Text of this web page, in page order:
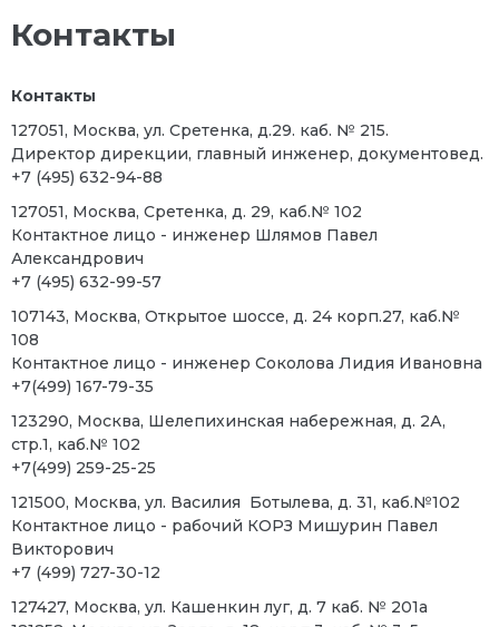
Контакты
Контакты
127051, Москва, ул. Сретенка, д.29. каб. № 215.
Директор дирекции, главный инженер, документовед.
+7 (495) 632-94-88
127051, Москва, Сретенка, д. 29, каб.№ 102
Контактное лицо - инженер Шлямов Павел
Александрович
+7 (495) 632-99-57
107143, Москва, Открытое шоссе, д. 24 корп.27, каб.№
108
Контактное лицо - инженер Соколова Лидия Ивановна
+7(499) 167-79-35
123290, Москва, Шелепихинская набережная, д. 2А,
стр.1, каб.№ 102
+7(499) 259-25-25
121500, Москва, ул. Василия Ботылева, д. 31, каб.№102
Контактное лицо - рабочий КОРЗ Мишурин Павел
Викторович
+7 (499) 727-30-12
127427, Москва, ул. Кашенкин луг, д. 7 каб. № 201а